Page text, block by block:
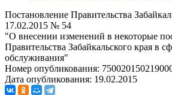
Постановление Правительства
17.02.2015 № 54
"О внесении изменений в некоторые
Правительства Забайкальского края в
обслуживания"
Номер опубликования:
Дата опубликования: 19.02.2015